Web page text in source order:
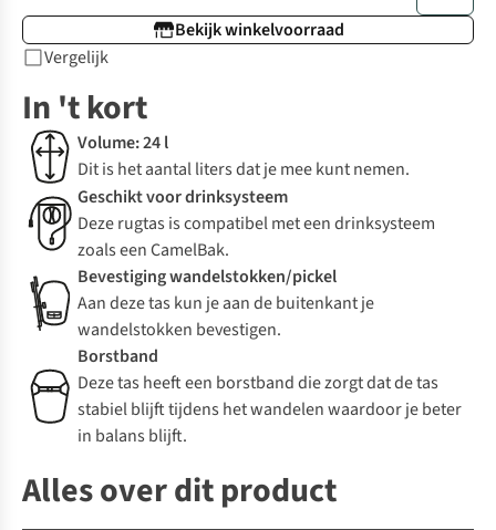
Bekijk winkelvoorraad
Vergelijk
In 't kort
Volume: 24 l
Dit is het aantal liters dat je mee kunt nemen.
Geschikt voor drinksysteem
Deze rugtas is compatibel met een drinksysteem
zoals een CamelBak.
Bevestiging wandelstokken/pickel
Aan deze tas kun je aan de buitenkant je
wandelstokken bevestigen.
Borstband
Deze tas heeft een borstband die zorgt dat de tas
stabiel blijft tijdens het wandelen waardoor je beter
in balans blijft.
Alles over dit product